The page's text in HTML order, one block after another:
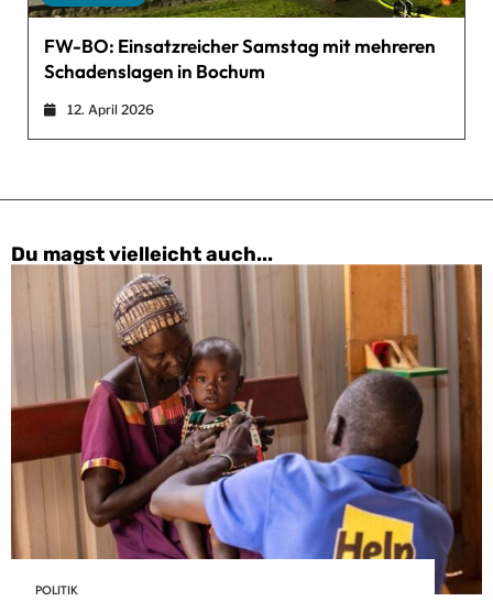
FW-BO: Einsatzreicher Samstag mit mehreren
Schadenslagen in Bochum
12. April 2026
Du magst vielleicht auch...
POLITIK